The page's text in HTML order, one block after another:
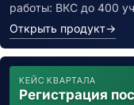
работы: ВКС до 400
Открыть продукт→
КЕЙС КВАРТАЛА
Регистрация